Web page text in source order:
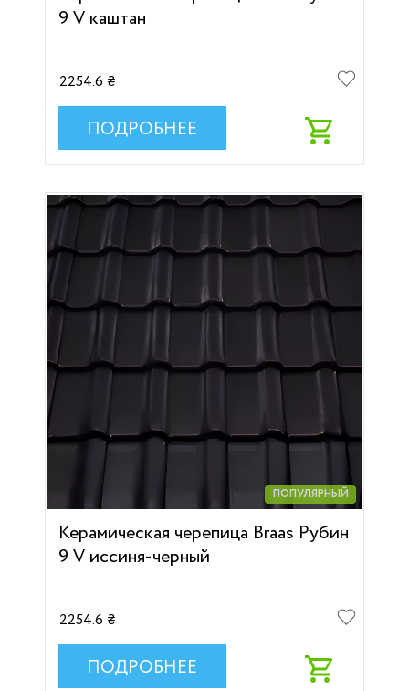
9 V каштан
2254.6 ₴
ПОДРОБНЕЕ
ПОПУЛЯРНЫЙ
Керамическая черепица Braas Рубин
9 V иссиня-черный
2254.6 ₴
ПОДРОБНЕЕ